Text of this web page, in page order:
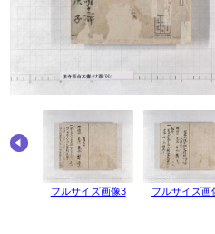
フルサイズ画像3 フルサイズ画